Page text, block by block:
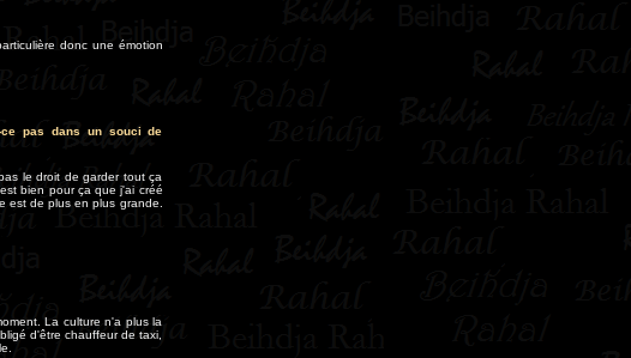
donc une émotion
ce pas dans un souci de
le droit de garder tout ça
bien pour ça que j'ai créé
est de plus en plus grande.
La culture n'a plus la
d'être chauffeur de taxi,